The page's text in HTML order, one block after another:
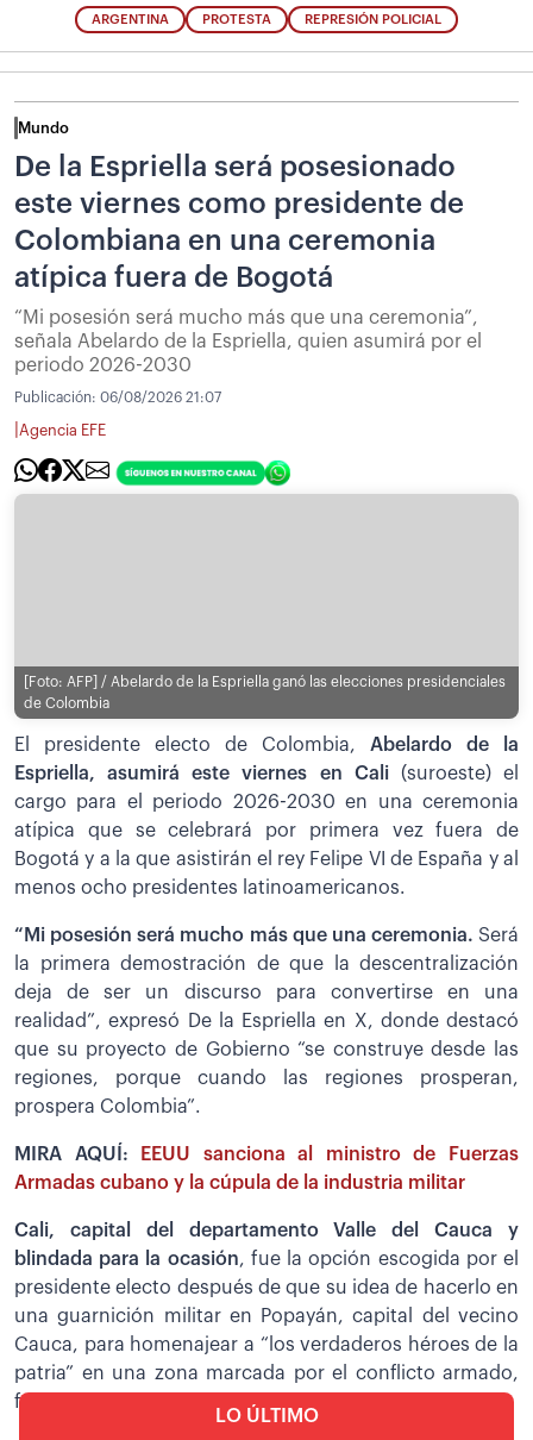
LO ÚLTIMO
ARGENTINA PROTESTA REPRESIÓN POLICIAL
Mundo
De la Espriella será posesionado
este viernes como presidente de
Colombiana en una ceremonia
atípica fuera de Bogotá
“Mi posesión será mucho más que una ceremonia”,
señala Abelardo de la Espriella, quien asumirá por el
periodo 2026-2030
Publicación: 06/08/2026 21:07
Agencia EFE
[Foto: AFP] / Abelardo de la Espriella ganó las elecciones presidenciales
de Colombia
El presidente electo de Colombia, Abelardo de la
Espriella, asumirá este viernes en Cali (suroeste) el
cargo para el periodo 2026-2030 en una ceremonia
atípica que se celebrará por primera vez fuera de
Bogotá y a la que asistirán el rey Felipe VI de España y al
menos ocho presidentes latinoamericanos.
“Mi posesión será mucho más que una ceremonia. Será
la primera demostración de que la descentralización
deja de ser un discurso para convertirse en una
realidad”, expresó De la Espriella en X, donde destacó
que su proyecto de Gobierno “se construye desde las
regiones, porque cuando las regiones prosperan,
prospera Colombia”.
MIRA AQUÍ:
EEUU sanciona al ministro de Fuerzas
Armadas cubano y la cúpula de la industria militar
Cali, capital del departamento Valle del Cauca y
blindada para la ocasión, fue la opción escogida por el
presidente electo después de que su idea de hacerlo en
una guarnición militar en Popayán, capital del vecino
Cauca, para homenajear a “los verdaderos héroes de la
patria” en una zona marcada por el conflicto armado,
fuera descartada.